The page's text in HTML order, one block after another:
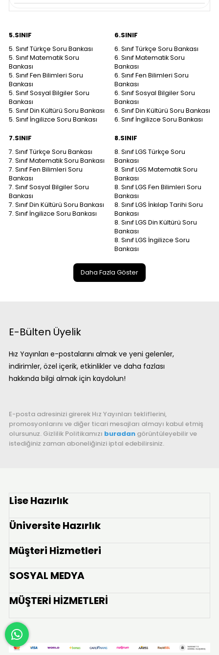
5.SINIF
5. Sınıf Türkçe Soru Bankası
5. Sınıf Matematik Soru
Bankası
5. Sınıf Fen Bilimleri Soru
Bankası
5. Sınıf Sosyal Bilgiler Soru
Bankası
5. Sınıf Din Kültürü Soru Bankası
5. Sınıf İngilizce Soru Bankası
6.SINIF
6. Sınıf Türkçe Soru Bankası
6. Sınıf Matematik Soru
Bankası
6. Sınıf Fen Bilimleri Soru
Bankası
6. Sınıf Sosyal Bilgiler Soru
Bankası
6. Sınıf Din Kültürü Soru Bankası
6. Sınıf İngilizce Soru Bankası
7.SINIF
7. Sınıf Türkçe Soru Bankası
7. Sınıf Matematik Soru Bankası
7. Sınıf Fen Bilimleri Soru
Bankası
7. Sınıf Sosyal Bilgiler Soru
Bankası
7. Sınıf Din Kültürü Soru Bankası
7. Sınıf İngilizce Soru Bankası
8.SINIF
8. Sınıf LGS Türkçe Soru
Bankası
8. Sınıf LGS Matematik Soru
Bankası
8. Sınıf LGS Fen Bilimleri Soru
Bankası
8. Sınıf LGS İnkılap Tarihi Soru
Bankası
8. Sınıf LGS Din Kültürü Soru
Bankası
8. Sınıf LGS İngilizce Soru
Bankası
Daha Fazla Göster
E-Bülten Üyelik
Hız Yayınları e-postalarını almak ve yeni gelenler,
indirimler, özel içerik, etkinlikler ve daha fazlası
hakkında bilgi almak için kaydolun!
E-posta adresinizi girerek Hız Yayınları tekliflerini,
promosyonlarını ve diğer ticari mesajları almayı kabul etmiş
olursunuz. Gizlilik Politikamızı buradan görüntüleyebilir ve
istediğiniz zaman aboneliğinizi iptal edebilirsiniz.
Lise Hazırlık
Üniversite Hazırlık
Müşteri Hizmetleri
SOSYAL MEDYA
MÜŞTERİ HİZMETLERİ